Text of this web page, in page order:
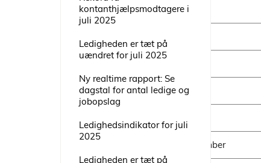
kontanthjælpsmodtagere i
juli 2025
Ledigheden er tæt på
uændret for juli 2025
Ny realtime rapport: Se
dagstal for antal ledige og
jobopslag
Ledighedsindikator for juli
2025
Ledigheden er tæt på
April
Juli
September